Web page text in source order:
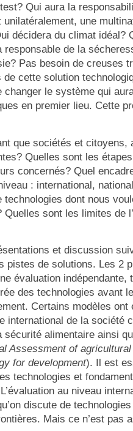
Qui aura la
unilatéralement, une
décidera du climat idéal?
de la
Pas besoin de creuses
cette solution
changer le système qui
en premier lieu. Cette
que sociétés et citoyens,
Quelles sont les
concernés? Quel
: international,
dont nous
Quelles sont les limites de
et discussion
pistes de solutions. Les 2
évaluation indépendante,
des technologies avant
Certains modèles ont
international de la société
sécurité alimentaire ainsi
Assessment of
for development). Il est
technologies et
au niveau
discute de
Mais ce n’est pas